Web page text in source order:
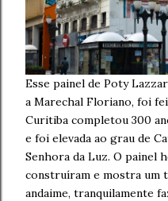
Esse painel de Poty
a Marechal Floriano, foi
Curitiba completou 300
e foi elevada ao grau de
Senhora da Luz. O painel
construíram e mostra um
andaime, tranquilamente